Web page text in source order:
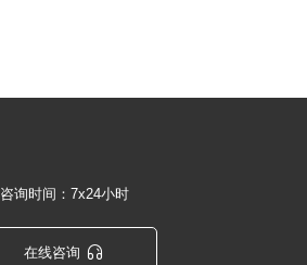
咨询时间：7x24小时
在线咨询 